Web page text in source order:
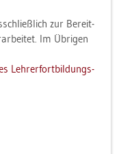
zur Be­reit­
Im Üb­ri­gen
Leh­rer­fort­bil­dungs­